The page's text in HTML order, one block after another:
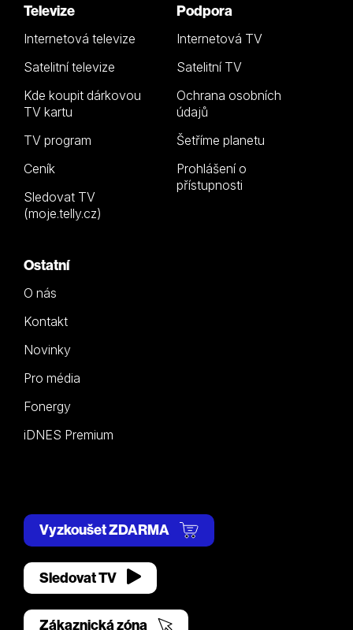
Televize
Internetová televize
Satelitní televize
Kde koupit dárkovou
TV kartu
TV program
Ceník
Sledovat TV
(moje.telly.cz)
Podpora
Internetová TV
Satelitní TV
Ochrana osobních
údajů
Šetříme planetu
Prohlášení o
přístupnosti
Ostatní
O nás
Kontakt
Novinky
Pro média
Fonergy
iDNES Premium
Vyzkoušet ZDARMA
Sledovat TV
Zákaznická zóna